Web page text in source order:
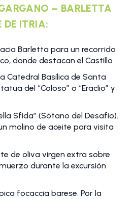
– BARLETTA
DE ITRIA:
Barletta para un recorrido
donde destacan el Castillo
Catedral Basílica de Santa
del “Coloso” o “Eraclio” y
Sfida” (Sótano del Desafío).
molino de aceite para visita
de oliva virgen extra sobre
durante la excursión
focaccia barese. Por la